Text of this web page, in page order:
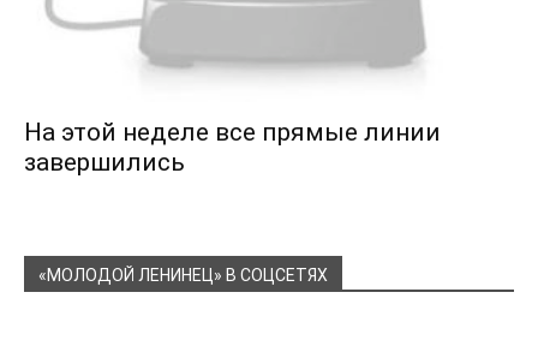
На этой неделе все прямые линии
завершились
«МОЛОДОЙ ЛЕНИНЕЦ» В СОЦСЕТЯХ